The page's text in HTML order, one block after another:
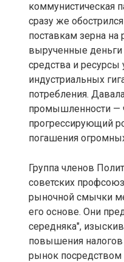
коммунистическая
сразу же
поставкам зерна
вырученные
средства и ресурсы
индустриальных
потребления.
промышленности —
прогрессирующий
погашения
Группа членов
советских
рыночной смычки
его основе. Они
середняка",
повышения налогов
рынок посредством